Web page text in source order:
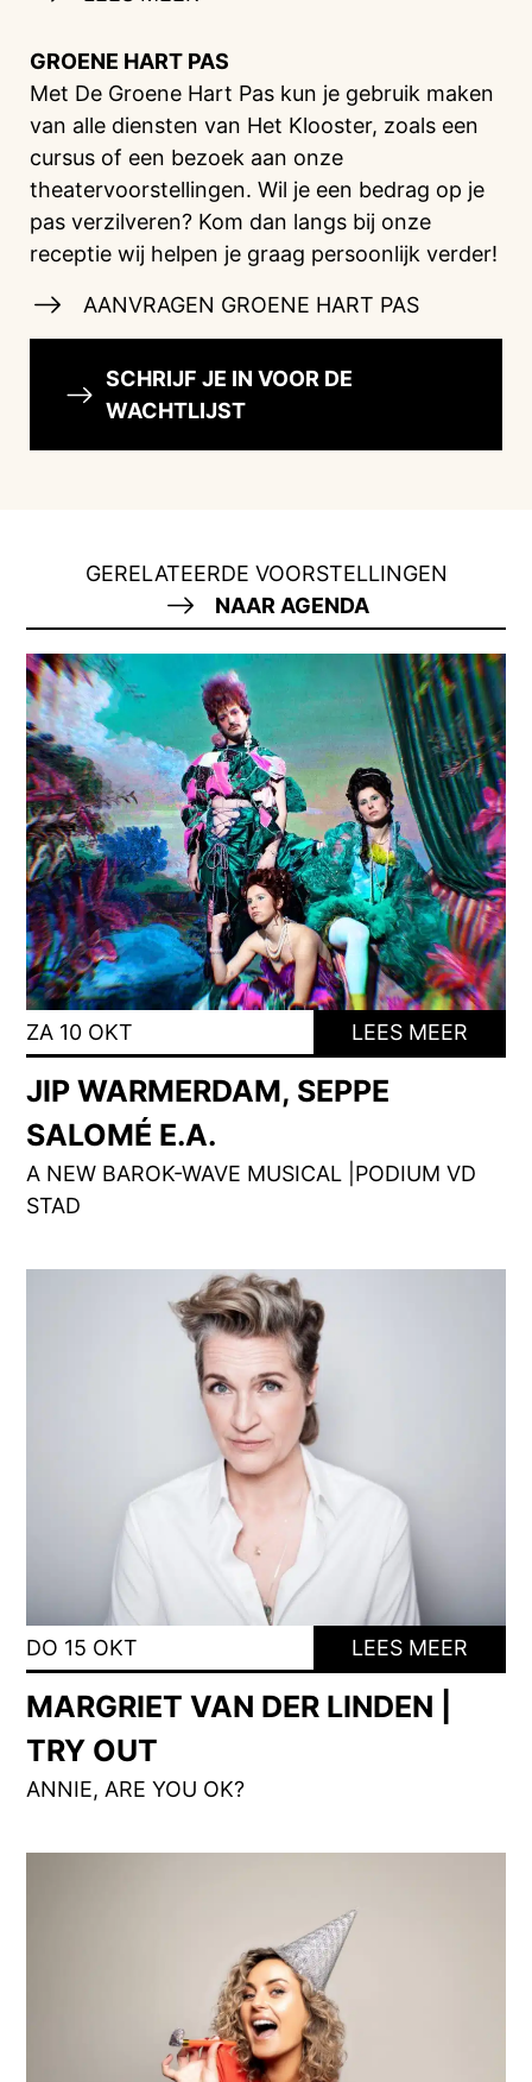
GROENE HART PAS
Met De Groene Hart Pas kun je gebruik maken
van alle diensten van Het Klooster, zoals een
cursus of een bezoek aan onze
theatervoorstellingen. Wil je een bedrag op je
pas verzilveren? Kom dan langs bij onze
receptie wij helpen je graag persoonlijk verder!
AANVRAGEN GROENE HART PAS
SCHRIJF JE IN VOOR DE
WACHTLIJST
GERELATEERDE VOORSTELLINGEN
NAAR AGENDA
ZA 10 OKT LEES MEER
JIP WARMERDAM, SEPPE
SALOMÉ E.A.
A NEW BAROK-WAVE MUSICAL |PODIUM VD
STAD
DO 15 OKT LEES MEER
MARGRIET VAN DER LINDEN |
TRY OUT
ANNIE, ARE YOU OK?